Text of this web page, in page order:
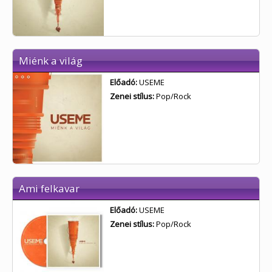
Miénk a világ
Előadó:USEME
Zenei stílus:Pop/Rock
Ami felkavar
Előadó:USEME
Zenei stílus:Pop/Rock